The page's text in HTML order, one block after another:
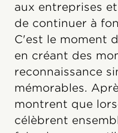
aux entreprises
de continuer à
C'est le moment
en créant des
reconnaissance
mémorables.
montrent que
célèbrent